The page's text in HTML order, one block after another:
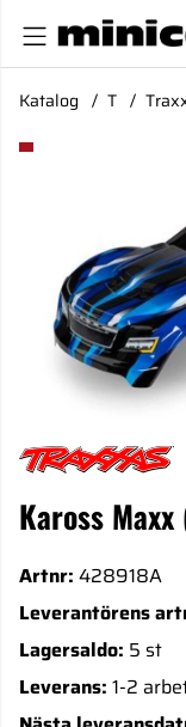
Katalog T
Produktbilder
Kaross
Artnr: 428918A
Leverantörens
Lagersaldo: 5 st
Leverans: 1-2